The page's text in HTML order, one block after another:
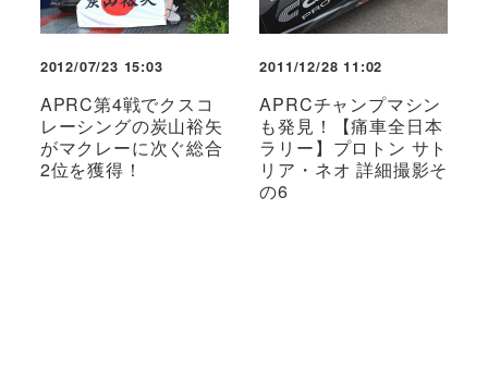
2012/07/23 15:03
APRC第4戦でクスコ
レーシングの炭山裕矢
がマクレーに次ぐ総合
2位を獲得！
2011/12/28 11:02
APRCチャンプマシン
も発見！【痛車全日本
ラリー】プロトン サト
リア・ネオ 詳細撮影そ
の6